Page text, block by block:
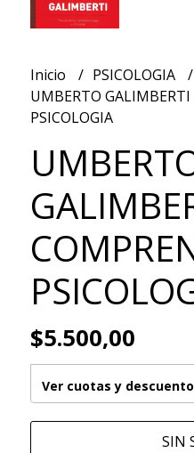
Inicio
PSICOLOGIA
UMBERTO
PSICOLOGIA
$5.500,00
Ver cuotas y
SIN